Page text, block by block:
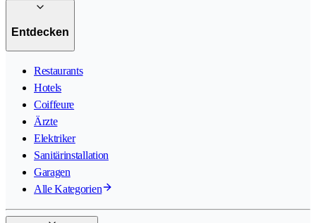
Entdecken
Restaurants
Hotels
Coiffeure
Ärzte
Elektriker
Sanitärinstallation
Garagen
Alle Kategorien